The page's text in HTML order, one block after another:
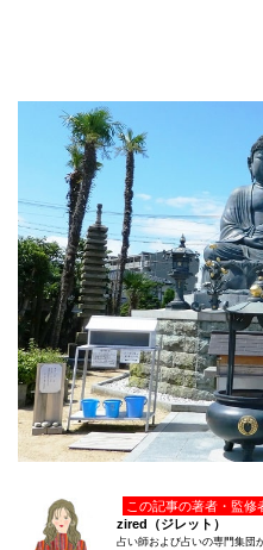
この記事の著者・監修
zired（ジレット）
占い師および占いの専門集団